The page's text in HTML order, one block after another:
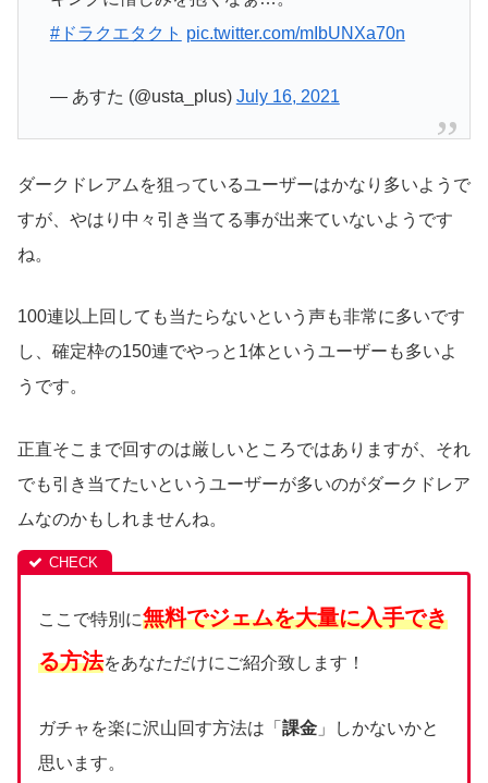
#ドラクエタクト pic.twitter.com/mIbUNXa70n
— あすた (@usta_plus) July 16, 2021
ダークドレアムを狙っているユーザーはかなり多いようで
すが、やはり中々引き当てる事が出来ていないようです
ね。
100連以上回しても当たらないという声も非常に多いです
し、確定枠の150連でやっと1体というユーザーも多いよ
うです。
正直そこまで回すのは厳しいところではありますが、それ
でも引き当てたいというユーザーが多いのがダークドレア
ムなのかもしれませんね。
ここで特別に無料でジェムを大量に入手でき
る方法をあなただけにご紹介致します！
ガチャを楽に沢山回す方法は「 課金 」しかないかと
思います。